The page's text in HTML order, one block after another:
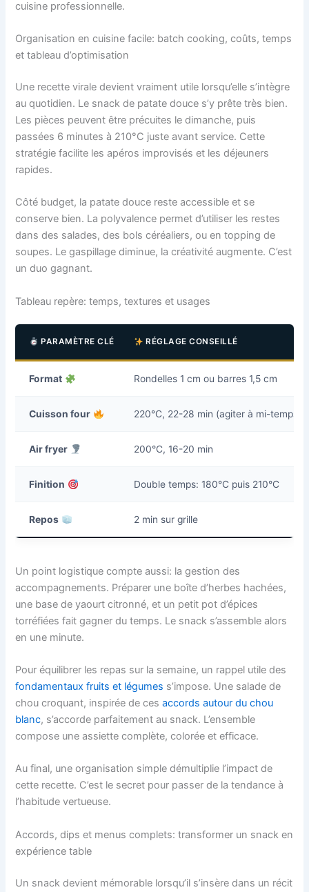
cuisine professionnelle.
Organisation en cuisine facile: batch cooking, coûts, temps
et tableau d’optimisation
Une recette virale devient vraiment utile lorsqu’elle s’intègre
au quotidien. Le snack de patate douce s’y prête très bien.
Les pièces peuvent être précuites le dimanche, puis
passées 6 minutes à 210°C juste avant service. Cette
stratégie facilite les apéros improvisés et les déjeuners
rapides.
Côté budget, la patate douce reste accessible et se
conserve bien. La polyvalence permet d’utiliser les restes
dans des salades, des bols céréaliers, ou en topping de
soupes. Le gaspillage diminue, la créativité augmente. C’est
un duo gagnant.
Tableau repère: temps, textures et usages
PARAMÈTRE CLÉ RÉGLAGE CONSEILLÉ
Format Rondelles 1 cm ou barres 1,5 cm
Cuisson four 220°C, 22-28 min (agiter à mi-temps)
Air fryer 200°C, 16-20 min
Finition Double temps: 180°C puis 210°C
Repos 2 min sur grille
Un point logistique compte aussi: la gestion des
accompagnements. Préparer une boîte d’herbes hachées,
une base de yaourt citronné, et un petit pot d’épices
torréfiées fait gagner du temps. Le snack s’assemble alors
en une minute.
Pour équilibrer les repas sur la semaine, un rappel utile des
fondamentaux fruits et légumes s’impose. Une salade de
chou croquant, inspirée de cesaccords autour du chou
blanc, s’accorde parfaitement au snack. L’ensemble
compose une assiette complète, colorée et efficace.
Au final, une organisation simple démultiplie l’impact de
cette recette. C’est le secret pour passer de la tendance à
l’habitude vertueuse.
Accords, dips et menus complets: transformer un snack en
expérience table
Un snack devient mémorable lorsqu’il s’insère dans un récit